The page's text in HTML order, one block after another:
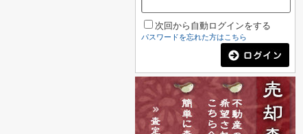
次回から自動ログインをする
パスワードを忘れた方はこちら